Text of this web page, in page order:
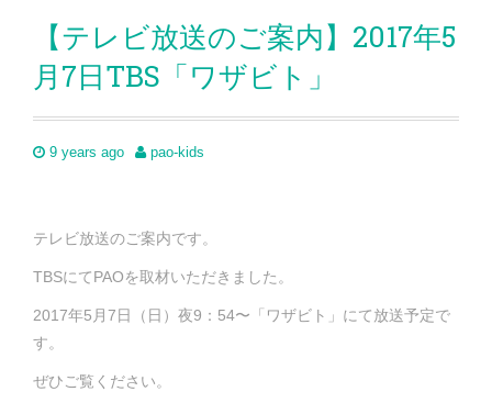
【テレビ放送のご案内】2017年5
月7日TBS「ワザビト」
9 years ago pao-kids
テレビ放送のご案内です。
TBSにてPAOを取材いただきました。
2017年5月7日（日）夜9：54〜「ワザビト」にて放送予定で
す。
ぜひご覧ください。